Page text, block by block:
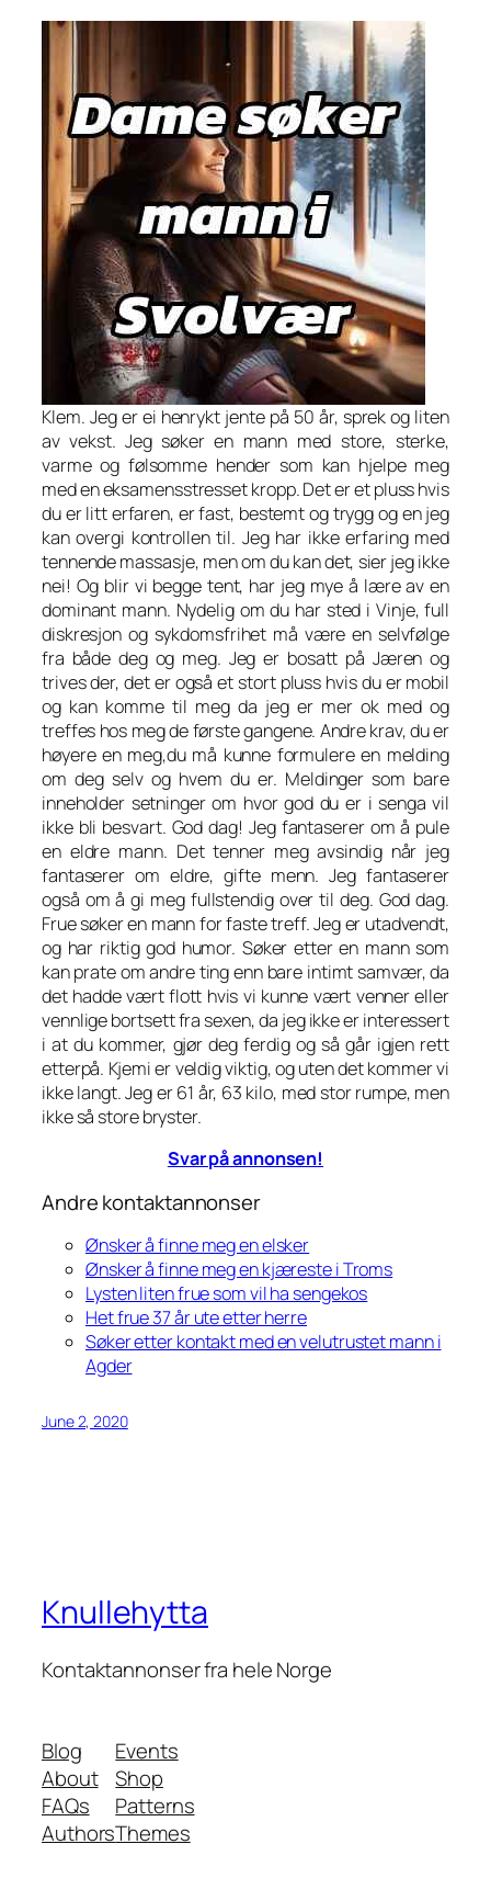
Klem. Jeg er ei henrykt jente på 50 år, sprek og liten
av vekst. Jeg søker en mann med store, sterke,
varme og følsomme hender som kan hjelpe meg
med en eksamensstresset kropp. Det er et pluss hvis
du er litt erfaren, er fast, bestemt og trygg og en jeg
kan overgi kontrollen til. Jeg har ikke erfaring med
tennende massasje, men om du kan det, sier jeg ikke
nei! Og blir vi begge tent, har jeg mye å lære av en
dominant mann. Nydelig om du har sted i Vinje, full
diskresjon og sykdomsfrihet må være en selvfølge
fra både deg og meg. Jeg er bosatt på Jæren og
trives der, det er også et stort pluss hvis du er mobil
og kan komme til meg da jeg er mer ok med og
treffes hos meg de første gangene. Andre krav, du er
høyere en meg,du må kunne formulere en melding
om deg selv og hvem du er. Meldinger som bare
inneholder setninger om hvor god du er i senga vil
ikke bli besvart. God dag! Jeg fantaserer om å pule
en eldre mann. Det tenner meg avsindig når jeg
fantaserer om eldre, gifte menn. Jeg fantaserer
også om å gi meg fullstendig over til deg. God dag.
Frue søker en mann for faste treff. Jeg er utadvendt,
og har riktig god humor. Søker etter en mann som
kan prate om andre ting enn bare intimt samvær, da
det hadde vært flott hvis vi kunne vært venner eller
vennlige bortsett fra sexen, da jeg ikke er interessert
i at du kommer, gjør deg ferdig og så går igjen rett
etterpå. Kjemi er veldig viktig, og uten det kommer vi
ikke langt. Jeg er 61 år, 63 kilo, med stor rumpe, men
ikke så store bryster.
Svar på annonsen!
Andre kontaktannonser
Ønsker å finne meg en elsker
Ønsker å finne meg en kjæreste i Troms
Lysten liten frue som vil ha sengekos
Het frue 37 år ute etter herre
Søker etter kontakt med en velutrustet mann i
Agder
June 2, 2020
Knullehytta
Kontaktannonser fra hele Norge
Blog
About
FAQs
Authors
Events
Shop
Patterns
Themes